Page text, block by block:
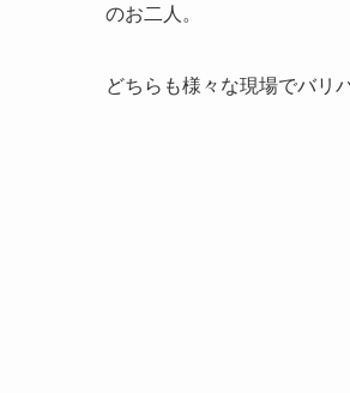
のお二人。
どちらも様々な現場でバリ